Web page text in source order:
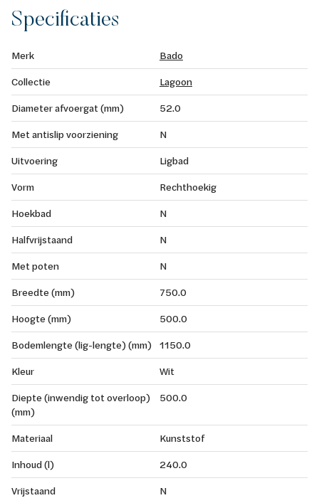
Specificaties
Merk
Bado
Collectie
Lagoon
Diameter afvoergat (mm)
52.0
Met antislip voorziening
N
Uitvoering
Ligbad
Vorm
Rechthoekig
Hoekbad
N
Halfvrijstaand
N
Met poten
N
Breedte (mm)
750.0
Hoogte (mm)
500.0
Bodemlengte (lig-lengte) (mm) 1150.0
Kleur
Wit
Diepte (inwendig tot overloop)
(mm)
500.0
Materiaal
Kunststof
Inhoud (l)
240.0
Vrijstaand
N